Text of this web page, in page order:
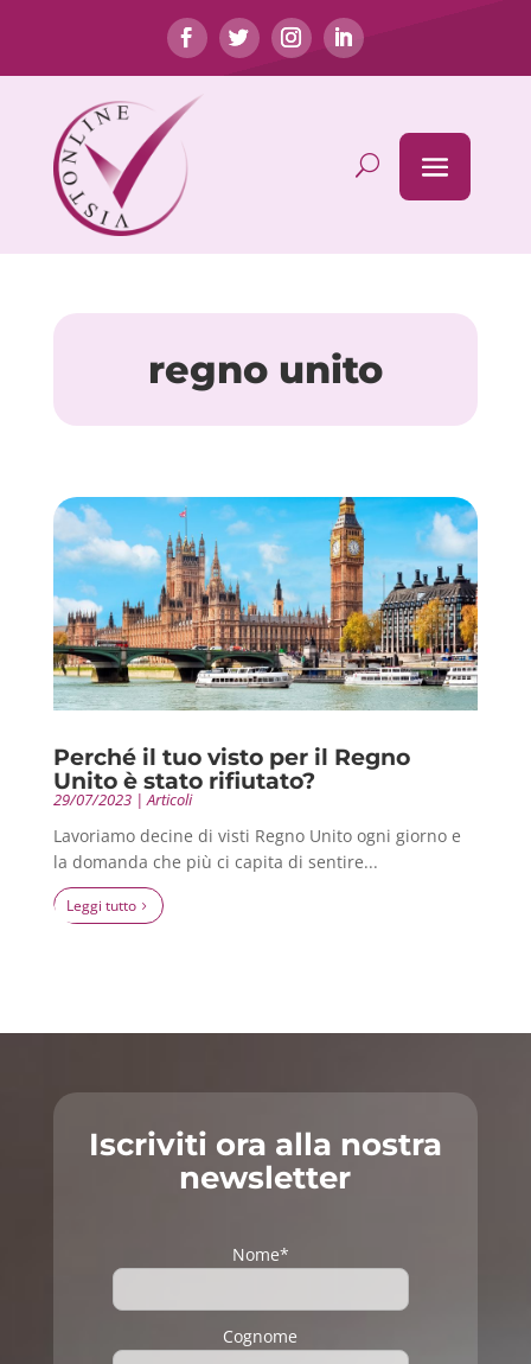
regno unito
Perché il tuo visto per il Regno
Unito è stato rifiutato?
29/07/2023|Articoli
Lavoriamo decine di visti Regno Unito ogni giorno e
la domanda che più ci capita di sentire...
leggi tutto
Iscriviti ora alla nostra
newsletter
Nome*
Cognome